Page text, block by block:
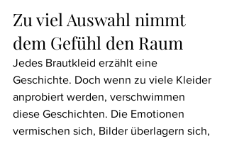
Zu viel Auswahl nimmt
dem Gefühl den Raum
Jedes Brautkleid erzählt eine
Geschichte. Doch wenn zu viele Kleider
anprobiert werden, verschwimmen
diese Geschichten. Die Emotionen
vermischen sich, Bilder überlagern sich,